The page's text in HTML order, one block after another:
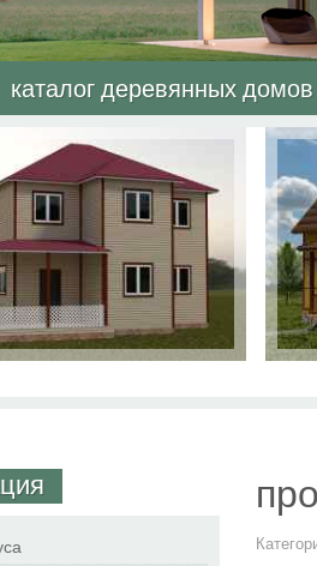
каталог деревянных домов